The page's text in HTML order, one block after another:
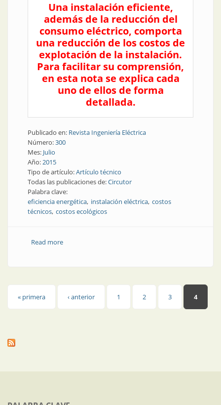
Una instalación eficiente,
además de la reducción del
consumo eléctrico, comporta
una reducción de los costos de
explotación de la instalación.
Para facilitar su comprensión,
en esta nota se explica cada
uno de ellos de forma
detallada.
Publicado en: Revista Ingeniería Eléctrica
Número:300
Mes: Julio
Año:2015
Tipo de artículo:Artículo técnico
Todas las publicaciones de:Circutor
Palabra clave:
eficiencia energética instalación eléctrica costos
técnicos costos ecológicos
Read moreabout Nota técnica | Los costos de una instalación
Páginas
« primera ‹ anterior 1 2 3 4